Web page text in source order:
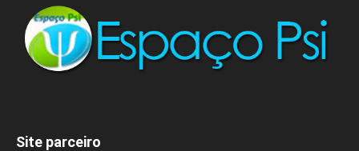
Site parceiro